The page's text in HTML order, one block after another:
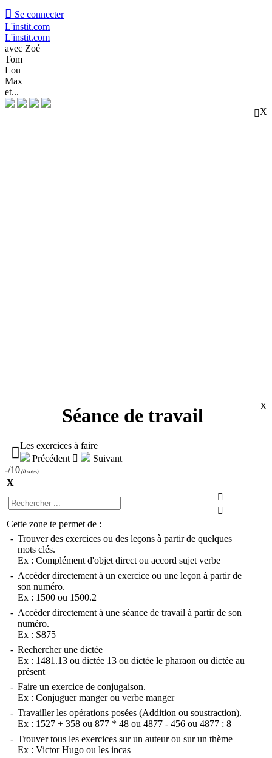
 Se connecter
L'instit.com
L'instit.com
avec Zoé
Tom
Lou
Max
et...
X

X
Séance de travail
Les exercices à faire
Précédent 
Suivant
-/10 (0 notes)
X


Cette zone te permet de :
- Trouver des exercices ou des leçons à partir de quelques
mots clés.
Ex : Complément d'objet direct ou accord sujet verbe
- Accéder directement à un exercice ou une leçon à partir de
son numéro.
Ex : 1500 ou 1500.2
- Accéder directement à une séance de travail à partir de son
numéro.
Ex : S875
- Rechercher une dictée
Ex : 1481.13 ou dictée 13 ou dictée le pharaon ou dictée au
présent
- Faire un exercice de conjugaison.
Ex : Conjuguer mangerou verbe manger
- Travailler les opérations posées (Addition ou soustraction).
Ex : 1527 + 358 ou 877 * 48 ou 4877 - 456 ou 4877 : 8
- Trouver tous les exercices sur un auteur ou sur un thème
Ex : Victor Hugo ou les incas